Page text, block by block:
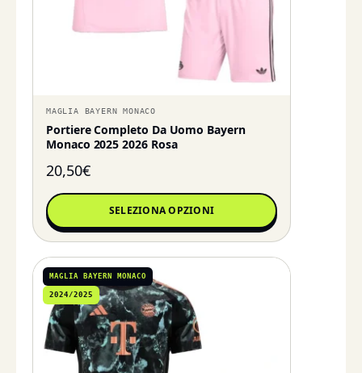
MAGLIA BAYERN MONACO
Portiere Completo Da Uomo Bayern
Monaco 2025 2026 Rosa
20,50€
SELEZIONA OPZIONI
MAGLIA BAYERN MONACO
2024/2025